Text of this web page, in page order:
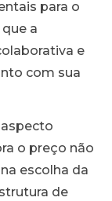
para o
a
e
com sua
o preço não
escolha da
de